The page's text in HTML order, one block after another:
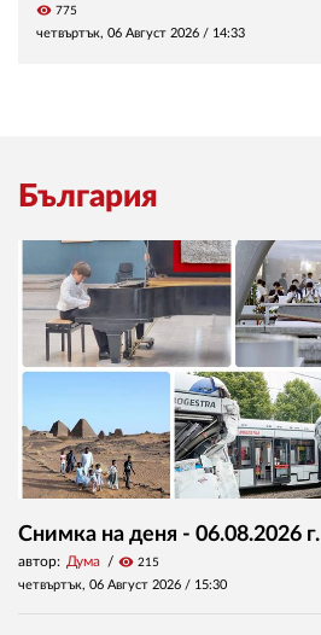
visibility 775
четвъртък, 06 Август 2026 / 14:33
България
Снимка на деня - 06.08.2026 г.
автор: Дума visibility 215
четвъртък, 06 Август 2026 / 15:30